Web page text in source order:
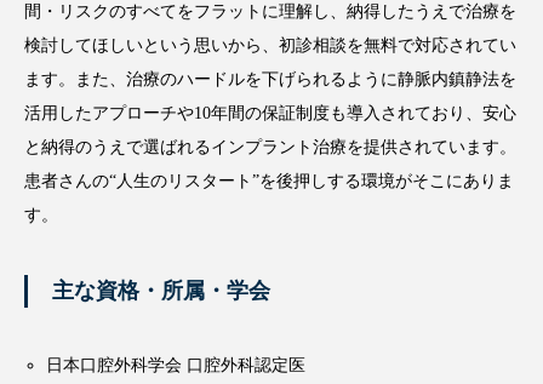
間・リスクのすべてをフラットに理解し、納得したうえで治療を
検討してほしいという思いから、初診相談を無料で対応されてい
ます。また、治療のハードルを下げられるように静脈内鎮静法を
活用したアプローチや10年間の保証制度も導入されており、安心
と納得のうえで選ばれるインプラント治療を提供されています。
患者さんの“人生のリスタート”を後押しする環境がそこにありま
す。
主な資格・所属・学会
日本口腔外科学会 口腔外科認定医